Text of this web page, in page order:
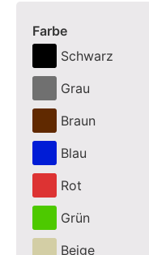
Farbe
Schwarz
Grau
Braun
Blau
Rot
Grün
Beige